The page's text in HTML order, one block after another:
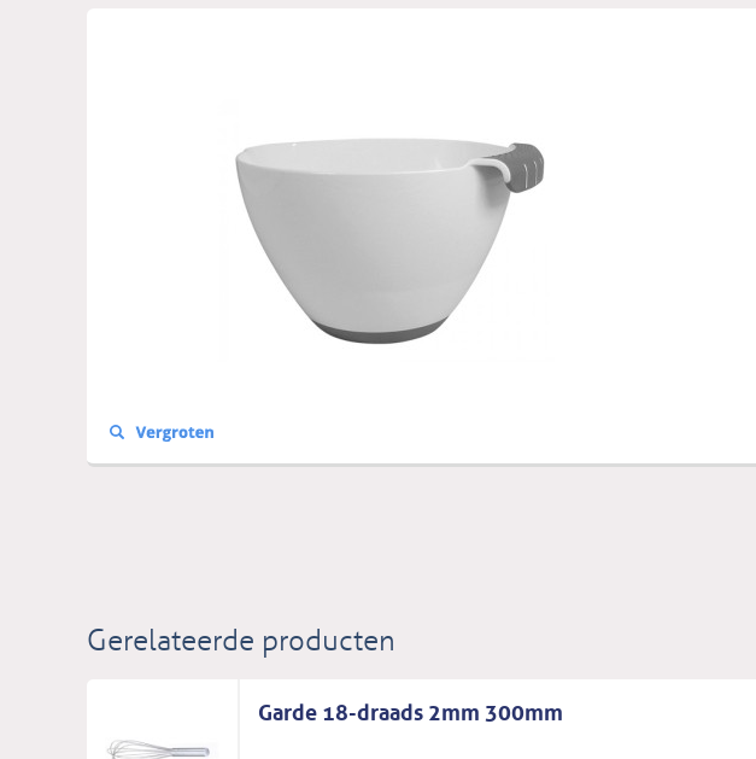
Gerelateerde producten
Garde 18-draads 2mm 300mm